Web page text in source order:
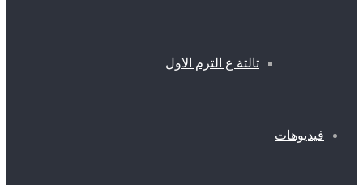
تالتة ع الترم الاول
فيديوهات